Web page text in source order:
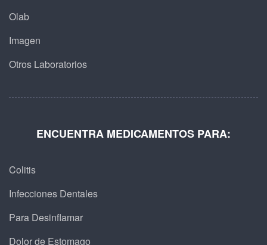
Olab
Imagen
Otros Laboratorios
ENCUENTRA MEDICAMENTOS PARA:
Colitis
Infecciones Dentales
Para Desinflamar
Dolor de Estomago